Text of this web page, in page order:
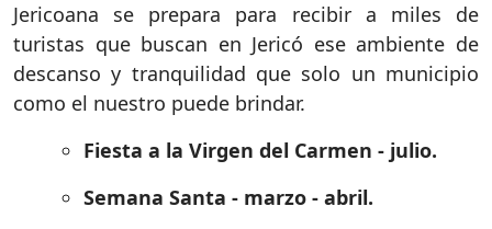
Jericoana se prepara para recibir a miles de
turistas que buscan en Jericó ese ambiente de
descanso y tranquilidad que solo un municipio
como el nuestro puede brindar.
Fiesta a la Virgen del Carmen - julio.
Semana Santa - marzo - abril.